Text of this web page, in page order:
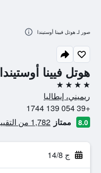
هوتل فيينا أوستيندا
4 نجوم
ريميني، إيطاليا
+39 054 139 1744
8.0 ممتاز 1,782 من التقييمات تم التحقق منها
ج 14/8
صور لـ هوتل فيينا أوستيندا